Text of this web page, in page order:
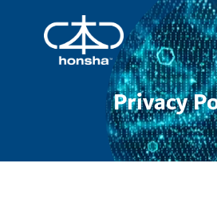
Privacy